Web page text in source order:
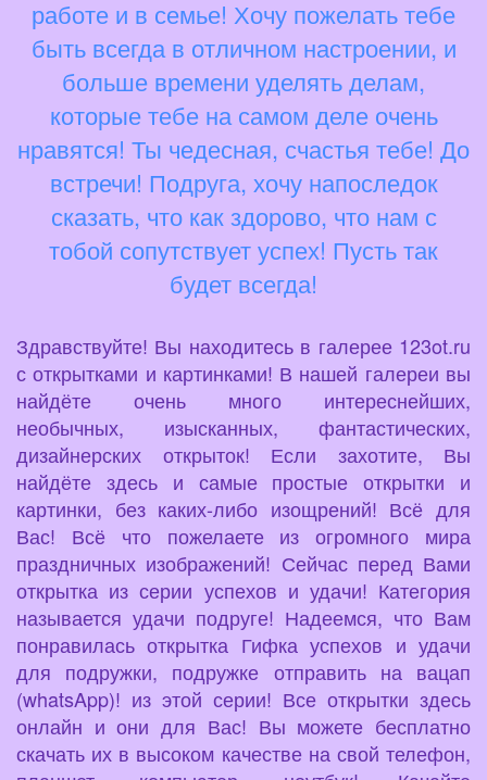
работе и в семье! Хочу пожелать тебе
быть всегда в отличном настроении, и
больше времени уделять делам,
которые тебе на самом деле очень
нравятся! Ты чедесная, счастья тебе! До
встречи! Подруга, хочу напоследок
сказать, что как здорово, что нам с
тобой сопутствует успех! Пусть так
будет всегда!
Здравствуйте! Вы находитесь в галерее 123ot.ru
с открытками и картинками! В нашей галереи вы
найдёте очень много интереснейших,
необычных, изысканных, фантастических,
дизайнерских открыток! Если захотите, Вы
найдёте здесь и самые простые открытки и
картинки, без каких-либо изощрений! Всё для
Вас! Всё что пожелаете из огромного мира
праздничных изображений! Сейчас перед Вами
открытка из серии успехов и удачи! Категория
называется удачи подруге! Надеемся, что Вам
понравилась открытка Гифка успехов и удачи
для подружки, подружке отправить на вацап
(whatsApp)! из этой серии! Все открытки здесь
онлайн и они для Вас! Вы можете бесплатно
скачать их в высоком качестве на свой телефон,